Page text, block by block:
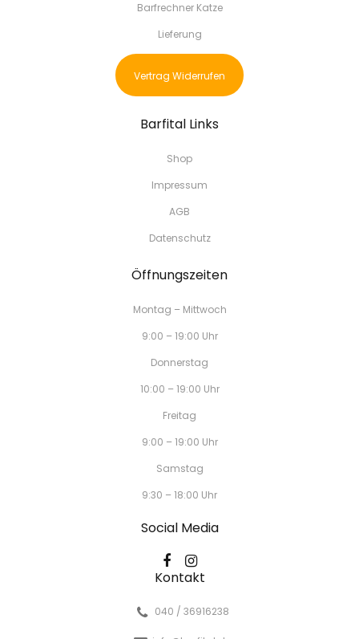
Barfrechner Katze
Lieferung
Vertrag Widerrufen
Barfital Links
Shop
Impressum
AGB
Datenschutz
Öffnungszeiten
Montag – Mittwoch
9:00 – 19:00 Uhr
Donnerstag
10:00 – 19:00 Uhr
Freitag
9:00 – 19:00 Uhr
Samstag
9:30 – 18:00 Uhr
Social Media
Kontakt
040 / 36916238